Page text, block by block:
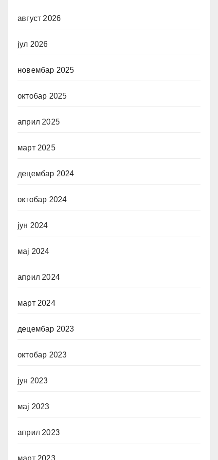
август 2026
јул 2026
новембар 2025
октобар 2025
април 2025
март 2025
децембар 2024
октобар 2024
јун 2024
мај 2024
април 2024
март 2024
децембар 2023
октобар 2023
јун 2023
мај 2023
април 2023
март 2023